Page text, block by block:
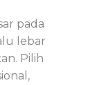
pada
lebar
Pilih